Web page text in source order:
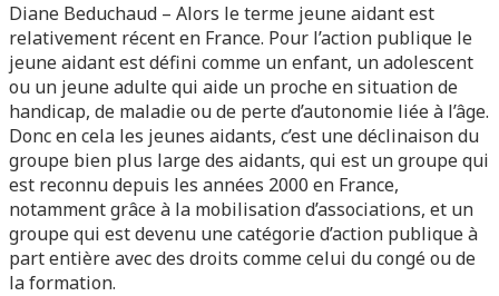
Diane Beduchaud – Alors le terme jeune aidant est
relativement récent en France. Pour l’action publique le
jeune aidant est défini comme un enfant, un adolescent
ou un jeune adulte qui aide un proche en situation de
handicap, de maladie ou de perte d’autonomie liée à l’âge.
Donc en cela les jeunes aidants, c’est une déclinaison du
groupe bien plus large des aidants, qui est un groupe qui
est reconnu depuis les années 2000 en France,
notamment grâce à la mobilisation d’associations, et un
groupe qui est devenu une catégorie d’action publique à
part entière avec des droits comme celui du congé ou de
la formation.